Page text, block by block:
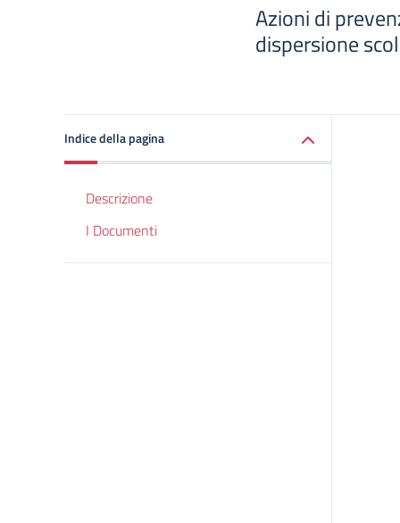
Azioni di
dispersione
Indice della pagina
Descrizione
I Documenti